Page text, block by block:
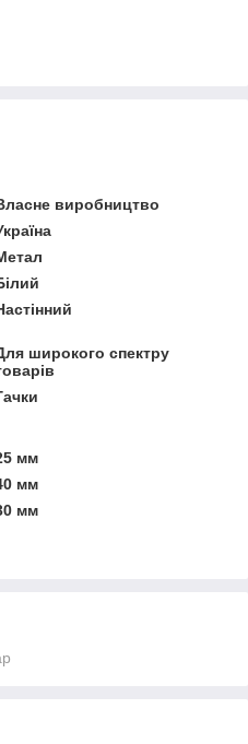
виробництво
широкого спектру
мм
мм
мм